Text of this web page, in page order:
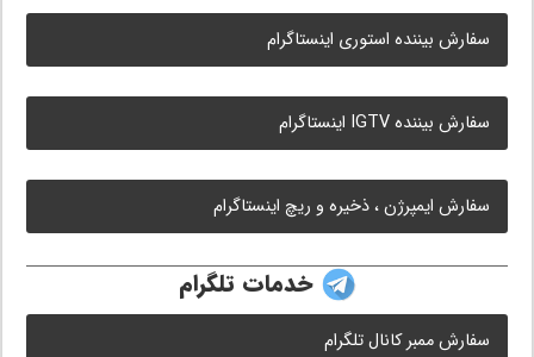
سفارش بیننده استوری اینستاگرام
سفارش بیننده IGTV اینستاگرام
سفارش ایمپرژن ، ذخیره و ریچ اینستاگرام
خدمات تلگرام
سفارش ممبر کانال تلگرام